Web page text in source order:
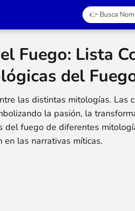
Fuego: Lista
del
las distintas mitologías. Las
la pasión, la
fuego de diferentes
las narrativas míticas.